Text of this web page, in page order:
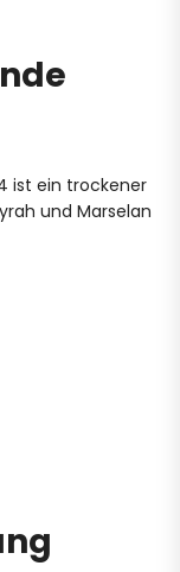
ist ein trockener
und Marselan